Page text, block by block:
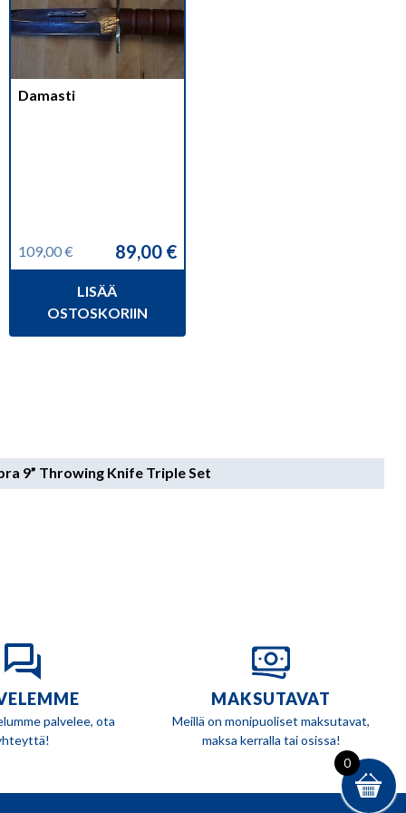
Damasti
109,00€
Alkuperäinen
109,00 €.
89,00 €
Nykyinen
89,00 €.
LISÄÄ
OSTOSKORIIN
9” Throwing Knife Triple Set
palvelee, ota
MAKSUTAVAT
Meillä on monipuoliset maksutavat,
maksa kerralla tai osissa!
0